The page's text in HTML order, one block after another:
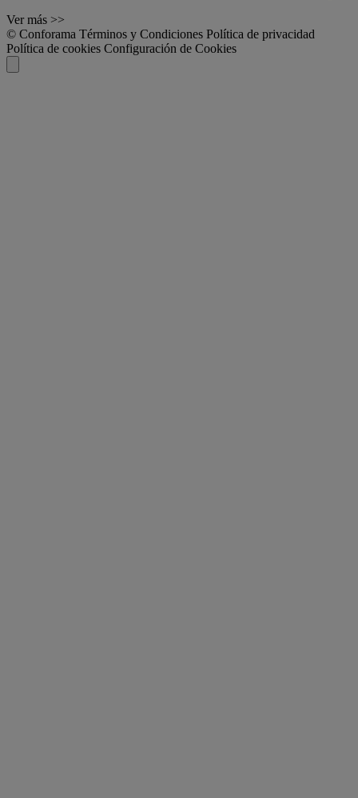
Ver más >>
© Conforama Términos y Condiciones Política de privacidad
Política de cookies Configuración de Cookies